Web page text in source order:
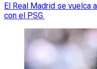
El Real Madrid se vuelca
con el PSG.